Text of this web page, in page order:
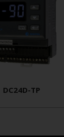
DC24D-TP